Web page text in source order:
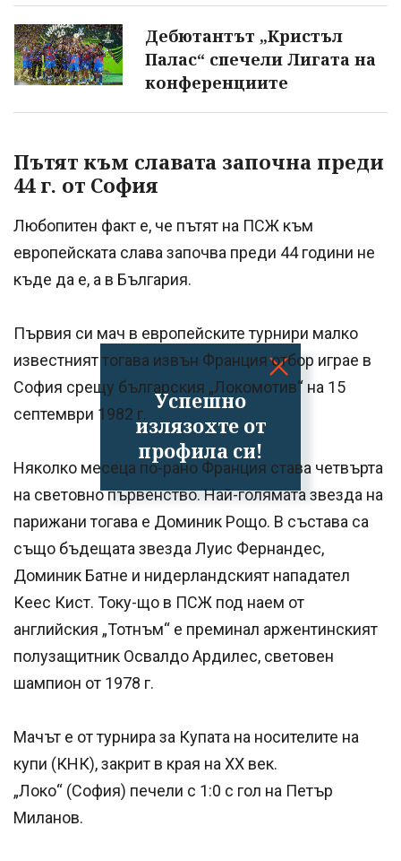
Успешно
излязохте от
профила си!
Дебютантът „Кристъл
Палас“ спечели Лигата на
конференциите
Пътят към славата започна преди
44 г. от София
Любопитен факт е, че пътят на ПСЖ към
европейската слава започва преди 44 години не
къде да е, а в България.
Първия си мач в европейските турнири малко
известният тогава извън Франция отбор играе в
София срещу българския „Локомотив“ на 15
септември 1982 г.
Няколко месеца по-рано Франция става четвърта
на световно първенство. Най-голямата звезда на
парижани тогава е Доминик Рощо. В състава са
също бъдещата звезда Луис Фернандес,
Доминик Батне и нидерландският нападател
Кеес Кист. Току-що в ПСЖ под наем от
английския „Тотнъм“ е преминал аржентинският
полузащитник Освалдо Ардилес, световен
шампион от 1978 г.
Мачът е от турнира за Купата на носителите на
купи (КНК), закрит в края на ХХ век.
„Локо“ (София) печели с 1:0 с гол на Петър
Миланов.